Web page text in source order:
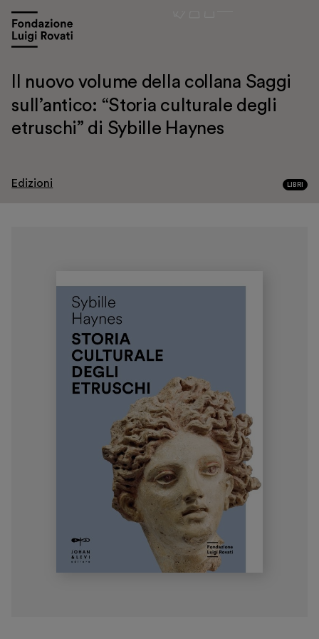
Mostre e appuntamenti
Educazione
Museo Gentile
Sostieni
Scopri
Il nuovo volume della collana Saggi
sull’antico: “Storia culturale degli
etruschi” di Sybille Haynes
Edizioni LIBRI